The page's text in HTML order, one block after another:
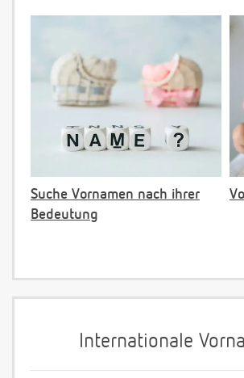
Suche Vornamen nach ihrer
Bedeutung
Internationale